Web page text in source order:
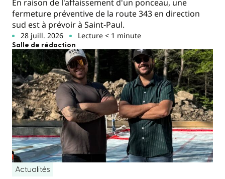
En raison de l'affaissement d'un ponceau, une
fermeture préventive de la route 343 en direction
sud est à prévoir à Saint-Paul.
28 juill. 2026 Lecture < 1 minute
Salle de rédaction
Actualités